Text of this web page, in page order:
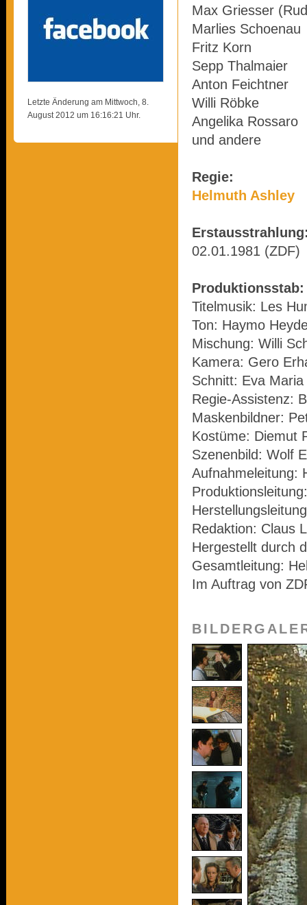
Letzte Änderung am Mittwoch, 8.
August 2012 um 16:16:21 Uhr.
Max Griesser
Marlies Schoenau
Fritz Korn
Sepp Thalmaier
Anton Feichtner
Willi Röbke
Angelika Rossaro
und andere
Regie:
Helmuth Ashley
02.01.1981 (ZDF)
Produktionsstab:
Titelmusik: Les
Ton: Haymo
Mischung: Willi
Kamera: Gero
Schnitt: Eva Maria
Regie-Assistenz:
Maskenbildner:
Kostüme: Diemut
Szenenbild: Wolf
Aufnahmeleitung:
Redaktion: Claus
Hergestellt durch
Gesamtleitung:
Im Auftrag von